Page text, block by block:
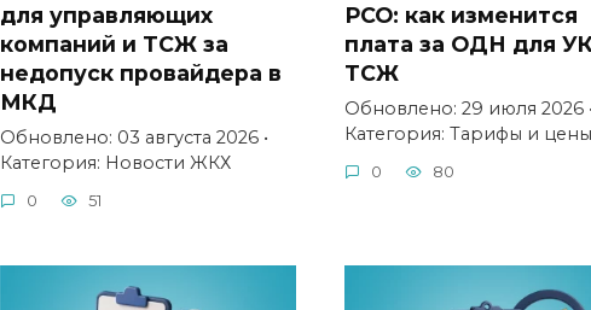
для управляющих
компаний и ТСЖ за
недопуск провайдера в
МКД
Обновлено: 03 августа 2026 •
Категория: Новости ЖКХ
0 51
РСО: как изменится
плата за ОДН для
ТСЖ
Обновлено: 29 июля 2026
Категория: Тарифы и цены
0 80